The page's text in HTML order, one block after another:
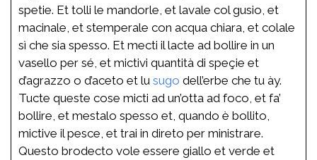
spetie. Et tolli le mandorle, et lavale col gusio, et
macinale, et stemperale con acqua chiara, et colale
sì che sia spesso. Et mecti il lacte ad bollire in un
vasello per sé, et mictivi quantità di speçie et
d’agrazzo o d’aceto et lu sugo dell’erbe che tu ày.
Tucte queste cose micti ad un’otta ad foco, et fa’
bollire, et mestalo spesso et, quando è bollito,
mictive il pesce, et trai in direto per ministrare.
Questo brodecto vole essere giallo et verde et